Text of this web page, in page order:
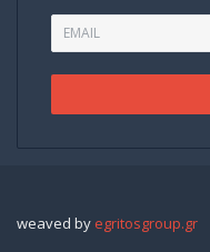
weaved by egritosgroup.gr